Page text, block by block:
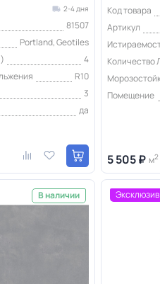
2-4 дня
81507
Portland, Geotiles
4
R10
3
да
Код товара
Артикул
Количество
Помещение
5 505 ₽ м2
В наличии Эксклюзив